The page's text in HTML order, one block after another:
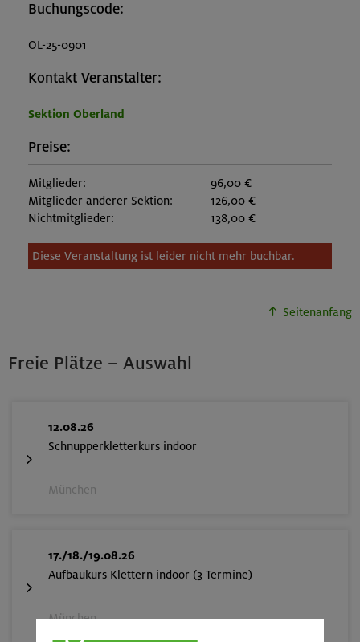
Buchungscode:
OL-25-0901
Kontakt Veranstalter:
Sektion Oberland
Preise:
Mitglieder:
96,00 €
Mitglieder anderer Sektion:
126,00 €
Nichtmitglieder:
138,00 €
Diese Veranstaltung ist leider nicht mehr buchbar.
Seitenanfang
Freie Plätze – Auswahl
12.08.26
Schnupperkletterkurs indoor
München
17./18./19.08.26
Aufbaukurs Klettern indoor (3 Termine)
München